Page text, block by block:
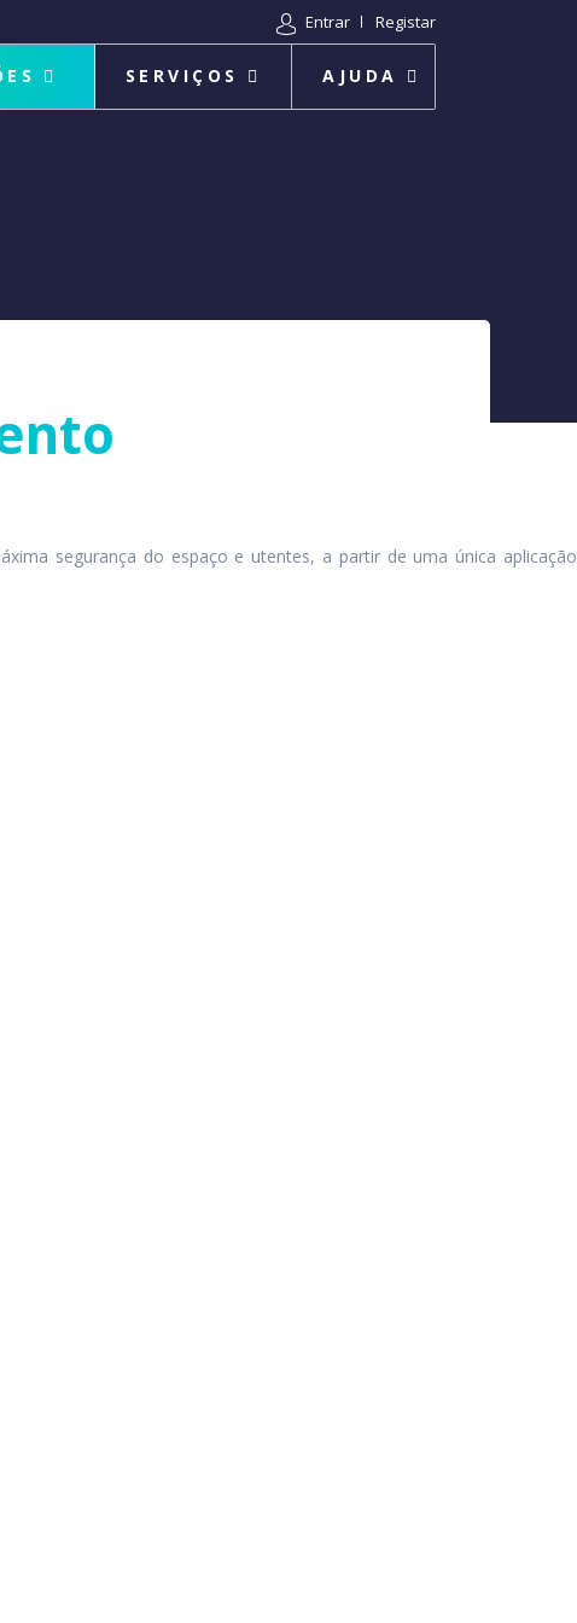
Entrar Registar
SERVIÇOS AJUDA
segurança do espaço e utentes, a partir de uma única aplicação